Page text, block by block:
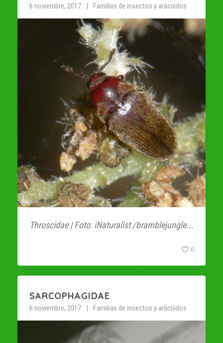
6 noviembre, 2017 Familias de insectos y arácnidos
Throscidae | Foto: iNaturalist /bramblejungle...
0
SARCOPHAGIDAE
6 noviembre, 2017 Familias de insectos y arácnidos